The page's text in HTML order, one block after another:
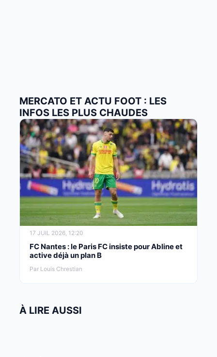
MERCATO ET ACTU FOOT : LES
INFOS LES PLUS CHAUDES
17 JUIL 2026, 12:20
FC Nantes : le Paris FC insiste pour Abline et
active déjà un plan B
Par Louis Chrestian
À LIRE AUSSI